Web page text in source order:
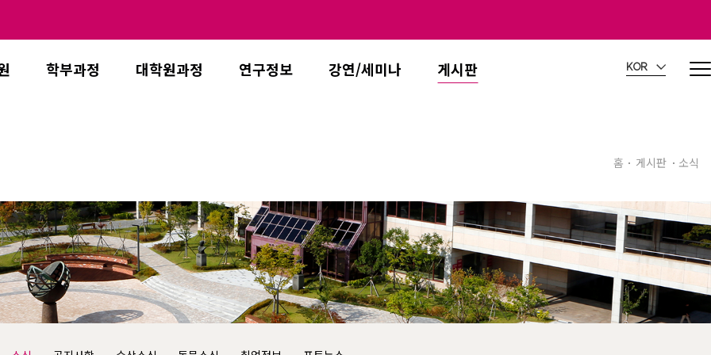
학부과정 대학원과정 연구정보 강연/세미나 게시판 KOR
홈 게시판 소식